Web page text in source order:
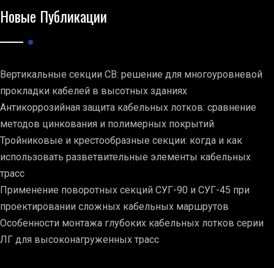
Новые Публикации
Вертикальные секции СВ: решение для многоуровневой
прокладки кабелей в высотных зданиях
Антикоррозийная защита кабельных лотков: сравнение
методов цинкования и полимерных покрытий
Тройниковые и крестообразные секции: когда и как
использовать разветвительные элементы кабельных
трасс
Применение поворотных секций СУГ-90 и СУГ-45 при
проектировании сложных кабельных маршрутов
Особенности монтажа глубоких кабельных лотков серии
ЛГ для высоконагруженных трасс